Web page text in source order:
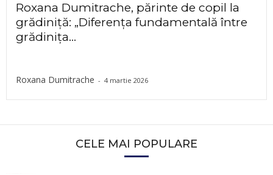
Roxana Dumitrache, părinte de copil la
grădiniță: „Diferența fundamentală între
grădinița...
Roxana Dumitrache - 4 martie 2026
CELE MAI POPULARE